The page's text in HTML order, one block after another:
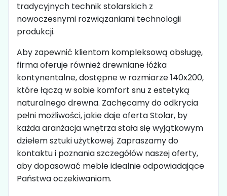
tradycyjnych technik stolarskich z
nowoczesnymi rozwiązaniami technologii
produkcji.
Aby zapewnić klientom kompleksową obsługę,
firma oferuje również drewniane łóżka
kontynentalne, dostępne w rozmiarze 140x200,
które łączą w sobie komfort snu z estetyką
naturalnego drewna. Zachęcamy do odkrycia
pełni możliwości, jakie daje oferta Stolar, by
każda aranżacja wnętrza stała się wyjątkowym
dziełem sztuki użytkowej. Zapraszamy do
kontaktu i poznania szczegółów naszej oferty,
aby dopasować meble idealnie odpowiadające
Państwa oczekiwaniom.